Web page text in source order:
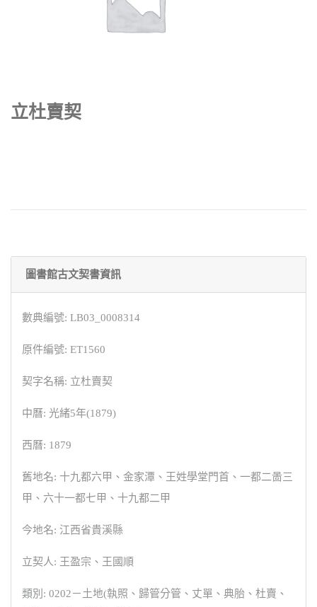
立杜賣契
圖書館古文契書資訊
數典編號: LB03_0008314
原件編號: ET1560
契字名稱: 立杜賣契
中曆: 光緒5年(1879)
西曆: 1879
舊地名: 十九都六甲、金家潭、王姓學堂門首、一都二啚三
甲、六十一都七甲、十九都二甲
今地名: 江西省貴溪縣
立契人: 王盈宗、王國順
類別: 0202－土地(執照、歸管分管、丈單、典胎、杜賣、